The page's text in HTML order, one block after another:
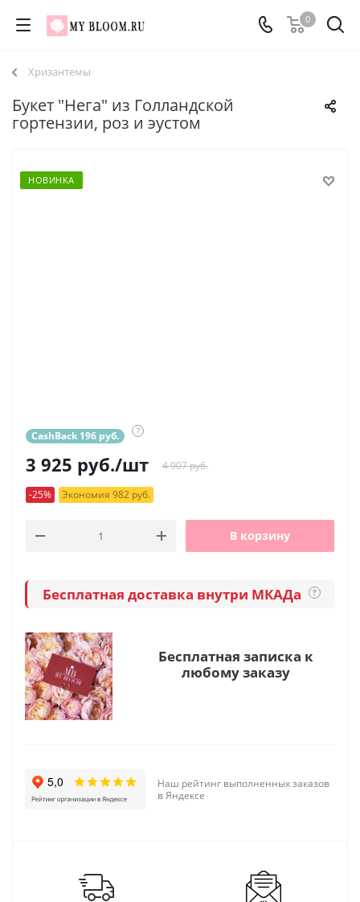
0
Хризантемы
Букет "Нега" из Голландской
гортензии, роз и эустом
НОВИНКА
CashBack 196 руб. ?
3 925 руб./шт 4 907 руб.
-25% Экономия 982 руб.
В корзину
Бесплатная доставка внутри МКАДа ?
Бесплатная записка к
любому заказу
Наш рейтинг выполненных заказов
в Яндексе